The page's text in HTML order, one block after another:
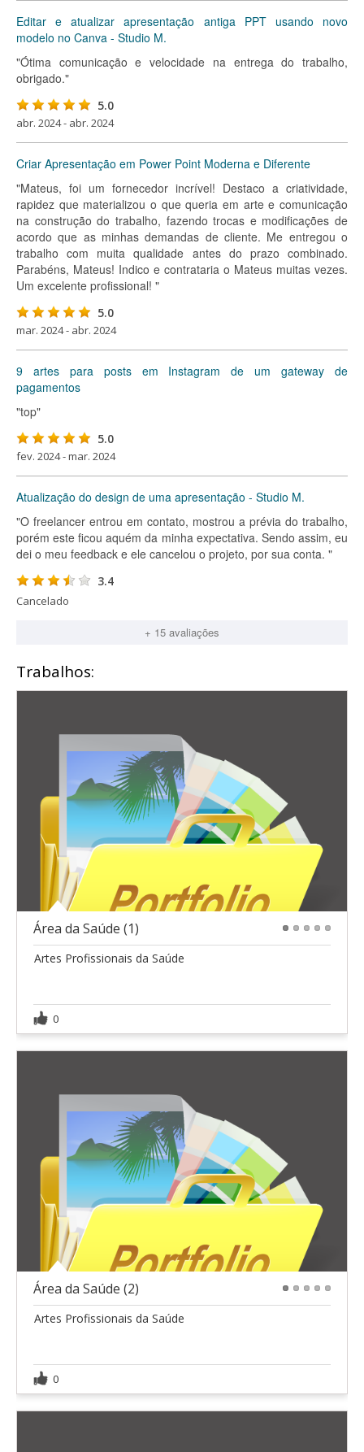
Editar e atualizar apresentação antiga PPT usando novo
modelo no Canva - Studio M.
"Ótima comunicação e velocidade na entrega do trabalho,
obrigado."
5.0
abr. 2024 - abr. 2024
Criar Apresentação em Power Point Moderna e Diferente
"Mateus, foi um fornecedor incrível! Destaco a criatividade,
rapidez que materializou o que queria em arte e comunicação
na construção do trabalho, fazendo trocas e modificações de
acordo que as minhas demandas de cliente. Me entregou o
trabalho com muita qualidade antes do prazo combinado.
Parabéns, Mateus! Indico e contrataria o Mateus muitas vezes.
Um excelente profissional! "
5.0
mar. 2024 - abr. 2024
9 artes para posts em Instagram de um gateway de
pagamentos
"top"
5.0
fev. 2024 - mar. 2024
Atualização do design de uma apresentação - Studio M.
"O freelancer entrou em contato, mostrou a prévia do trabalho,
porém este ficou aquém da minha expectativa. Sendo assim, eu
dei o meu feedback e ele cancelou o projeto, por sua conta. "
3.4
Cancelado
+ 15 avaliações
Trabalhos:
Área da Saúde (1)
Artes Profissionais da Saúde
0
Área da Saúde (2)
Artes Profissionais da Saúde
0